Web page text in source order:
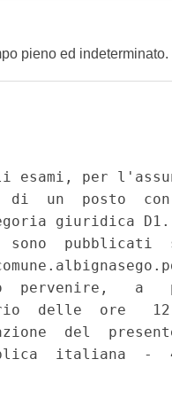
pieno ed indeterminato.